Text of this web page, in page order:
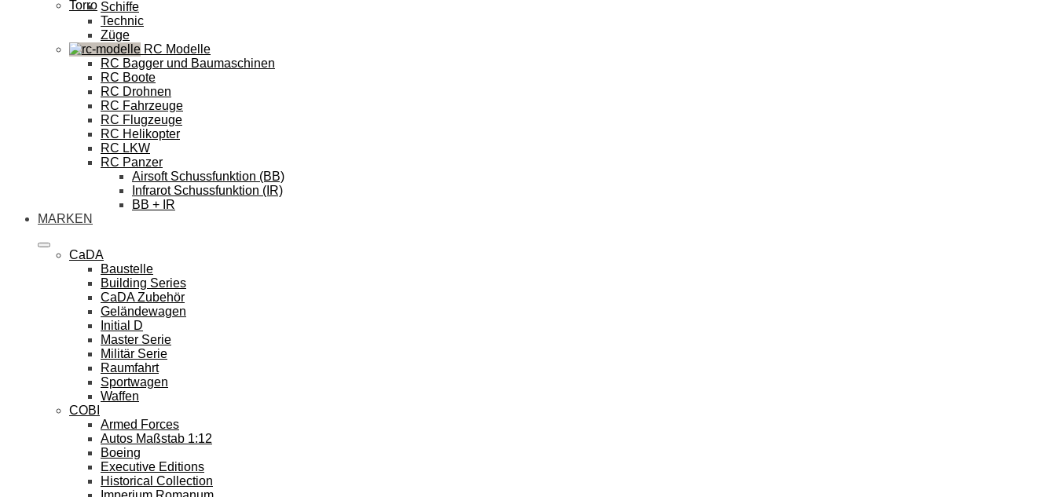
Torro Schiffe
Technic
Züge
RC Modelle
RC Bagger und Baumaschinen
RC Boote
RC Drohnen
RC Fahrzeuge
RC Flugzeuge
RC Helikopter
RC LKW
RC Panzer
Airsoft Schussfunktion (BB)
Infrarot Schussfunktion (IR)
BB + IR
MARKEN
CaDA
Baustelle
Building Series
CaDA Zubehör
Geländewagen
Initial D
Master Serie
Militär Serie
Raumfahrt
Sportwagen
Waffen
COBI
Armed Forces
Autos Maßstab 1:12
Boeing
Executive Editions
Historical Collection